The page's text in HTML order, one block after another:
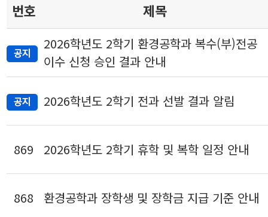
번호 제목
2026학년도 2학기 환경공학과 복수(부)전공
이수 신청 승인 결과 안내
2026학년도 2학기 전과 선발 결과 알림
869 2026학년도 2학기 휴학 및 복학 일정 안내
868 환경공학과 장학생 및 장학금 지급 기준 안내